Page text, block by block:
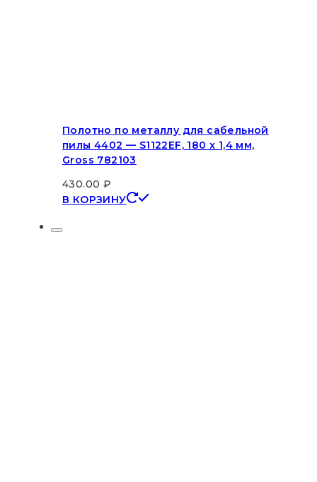
Полотно по металлу для сабельной
пилы 4402 — S1122EF, 180 x 1,4 мм,
Gross 782103
430.00 ₽
В КОРЗИНУ